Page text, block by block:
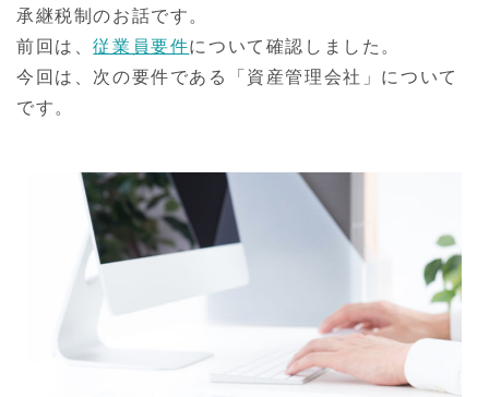
承継税制のお話です。
前回は、従業員要件について確認しました。
今回は、次の要件である「資産管理会社」について
です。